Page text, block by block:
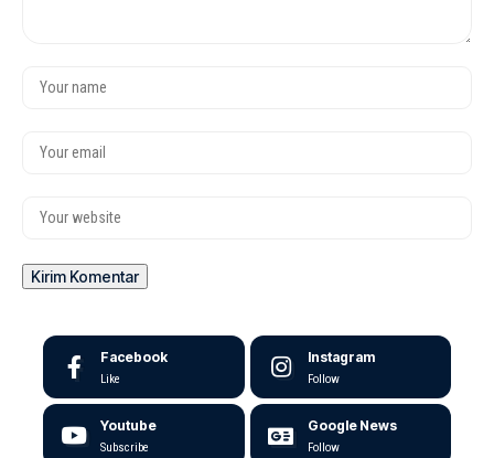
Facebook
Like
Instagram
Follow
Youtube
Subscribe
Google News
Follow